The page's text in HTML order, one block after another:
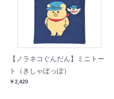
【ノラネコぐんだん】ミニトー
ト（きしゃぽっぽ）
￥2,420